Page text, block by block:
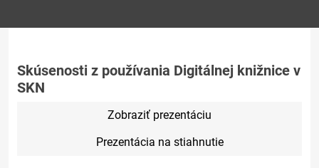
Skúsenosti z používania Digitálnej knižnice v
SKN
Zobraziť prezentáciu
Prezentácia na stiahnutie